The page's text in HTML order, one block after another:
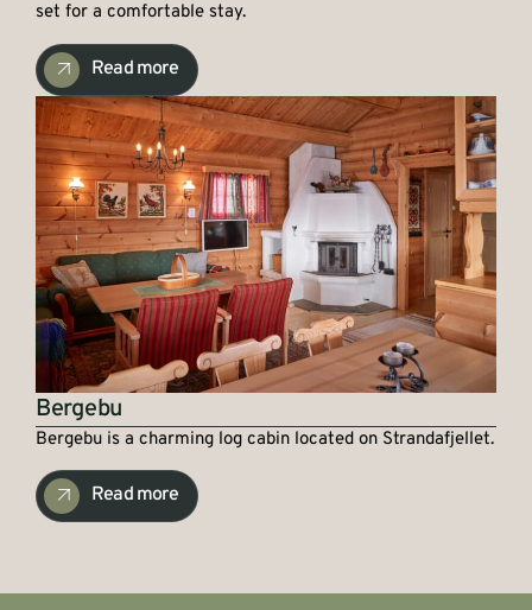
set for a comfortable stay.
Read more
Bergebu
Bergebu is a charming log cabin located on Strandafjellet.
Read more